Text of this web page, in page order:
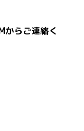
からご連絡く